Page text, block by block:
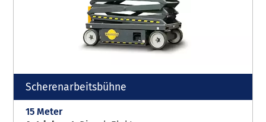
Scherenarbeitsbühne
15 Meter